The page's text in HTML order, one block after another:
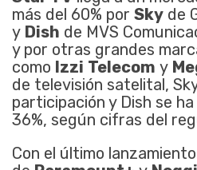
más del 60% por Sky de
y Dish de MVS
y por otras grandes
como Izzi Telecom y
de televisión satelital,
participación y Dish se
36%, según cifras del
Con el último lanzamiento